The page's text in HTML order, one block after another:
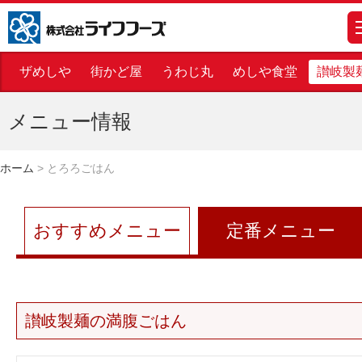
株式会社ライフフーズ
ザめしや 街かど屋 うわじ丸 めしや食堂 讃岐製
メニュー情報
ホーム > とろろごはん
おすすめメニュー 定番メニュー
讃岐製麺の満腹ごはん